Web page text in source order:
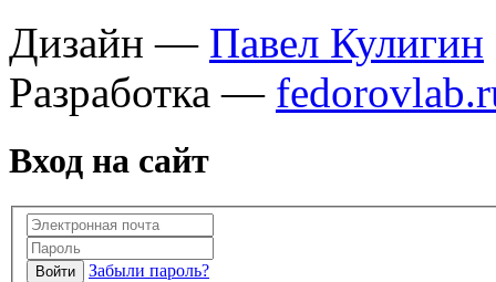
Дизайн — Павел Кулигин
Разработка —
Вход на сайт
Забыли пароль?